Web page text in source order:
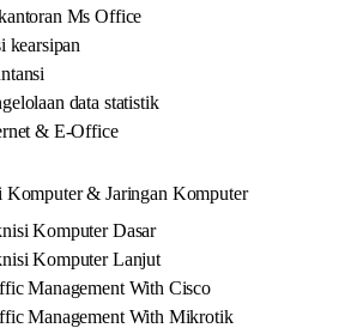
Ms Office
kearsipan
data statistik
& E-Office
Komputer & Jaringan Komputer
Komputer Dasar
Komputer Lanjut
Management With Cisco
Management With Mikrotik